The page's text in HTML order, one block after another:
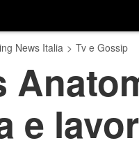
News Italia > Tv e Gossip
e